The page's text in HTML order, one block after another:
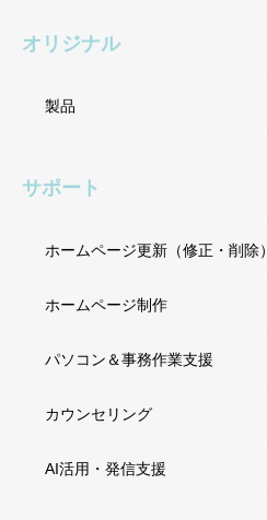
オリジナル
製品
サポート
ホームページ更新（修正・削除）
ホームページ制作
パソコン＆事務作業支援
カウンセリング
AI活用・発信支援